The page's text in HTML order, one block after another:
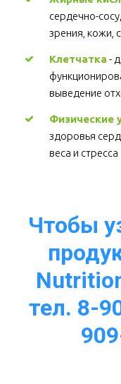
сердечно-
зрения, кожи,
Клетчатка -
выведение
Физические
здоровья
веса и стресса
Чтобы
тел. 8-